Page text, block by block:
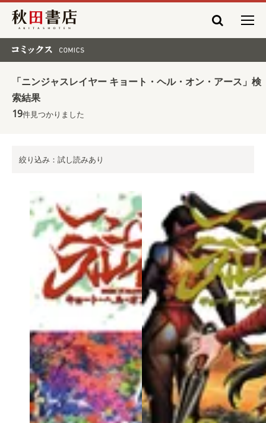
秋田書店
「ニンジャスレイヤー キョート・ヘル・オン・アース」検
索結果
19件見つかりました
絞り込み：試し読みあり